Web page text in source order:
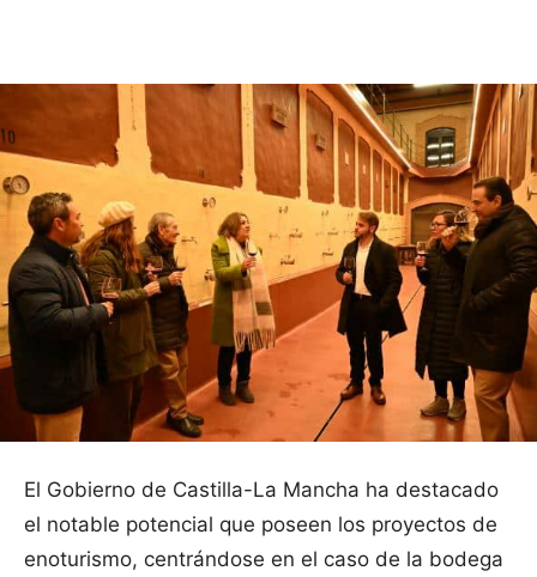
El Gobierno de Castilla-La Mancha ha destacado
el notable potencial que poseen los proyectos de
enoturismo, centrándose en el caso de la bodega